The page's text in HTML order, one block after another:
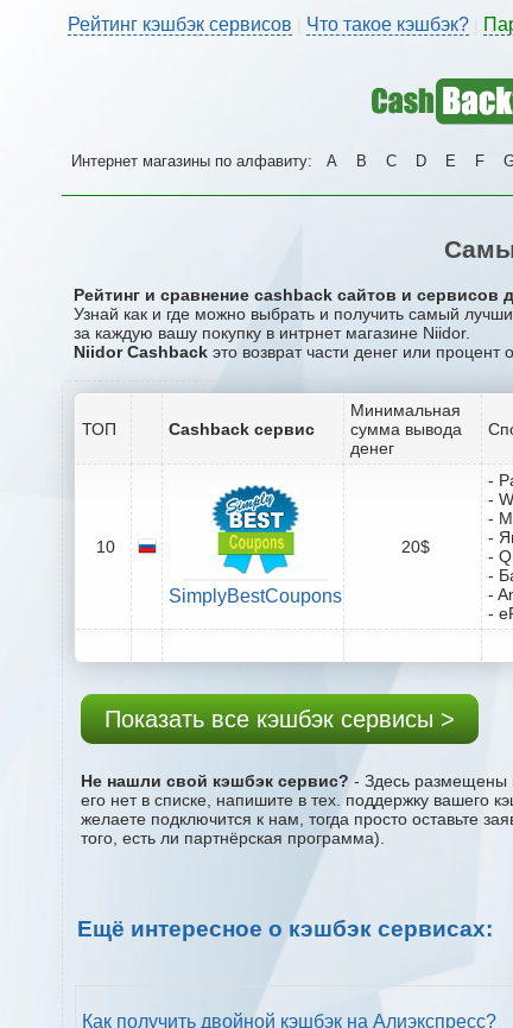
Рейтинг кэшбэк сервисов Что такое кэшбэк?
Интернет магазины по алфавиту: A B C D E F
Рейтинг и сравнение cashback сайтов и сервисов
Узнай как и где можно выбрать и получить самый
за каждую вашу покупку в интрнет магазине Niidor.
Niidor Cashback это возврат части денег или
ТОП Cashback сервис
Минимальная
сумма вывода
денег
10
SimplyBestCoupons
20$
-
-
-
-
-
-
-
-
Показать все кэшбэк сервисы >
Не нашли свой кэшбэк сервис? - Здесь размещены
его нет в списке, напишите в тех. поддержку вашего
желаете подключится к нам, тогда просто оставьте
того, есть ли партнёрская программа).
Ещё интересное о кэшбэк сервисах:
Как получить двойной кэшбэк на Алиэкспресс?